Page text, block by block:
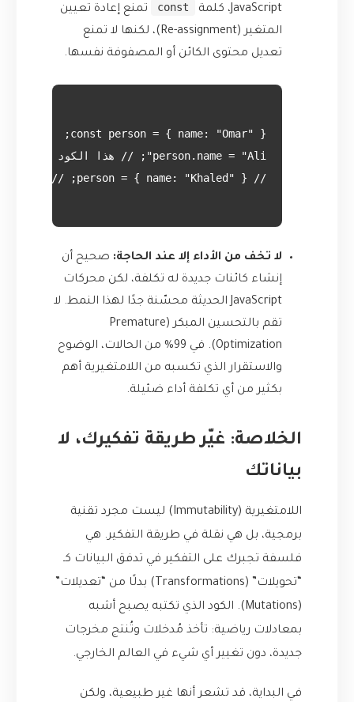
JavaScript، كلمة
const
تمنع إعادة تعيين
المتغير (Re-assignment)، لكنها لا تمنع
تعديل محتوى الكائن أو المصفوفة نفسها.
لا تخف من الأداء إلا عند الحاجة: صحيح أن
إنشاء كائنات جديدة له تكلفة، لكن محركات
JavaScript الحديثة محسّنة جدًا لهذا النمط. لا
تقم بالتحسين المبكر (Premature
Optimization). في 99% من الحالات، الوضوح
والاستقرار الذي تكسبه من اللامتغيرية أهم
بكثير من أي تكلفة أداء ضئيلة.
الخلاصة: غيّر طريقة تفكيرك، لا
بياناتك
اللامتغيرية (Immutability) ليست مجرد تقنية
برمجية، بل هي نقلة في طريقة التفكير. هي
فلسفة تجبرك على التفكير في تدفق البيانات كـ
“تحويلات” (Transformations) بدلًا من “تعديلات”
(Mutations). الكود الذي تكتبه يصبح أشبه
بمعادلات رياضية: تأخذ مُدخلات وتُنتج مخرجات
جديدة، دون تغيير أي شيء في العالم الخارجي.
في البداية، قد تشعر أنها غير طبيعية، ولكن